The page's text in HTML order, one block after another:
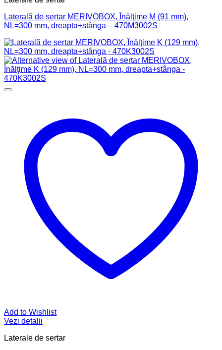
Laterală de sertar MERIVOBOX, Înălţime M (91 mm),
NL=300 mm, dreapta+stânga – 470M3002S
Add to Wishlist
Vezi detalii
Laterale de sertar